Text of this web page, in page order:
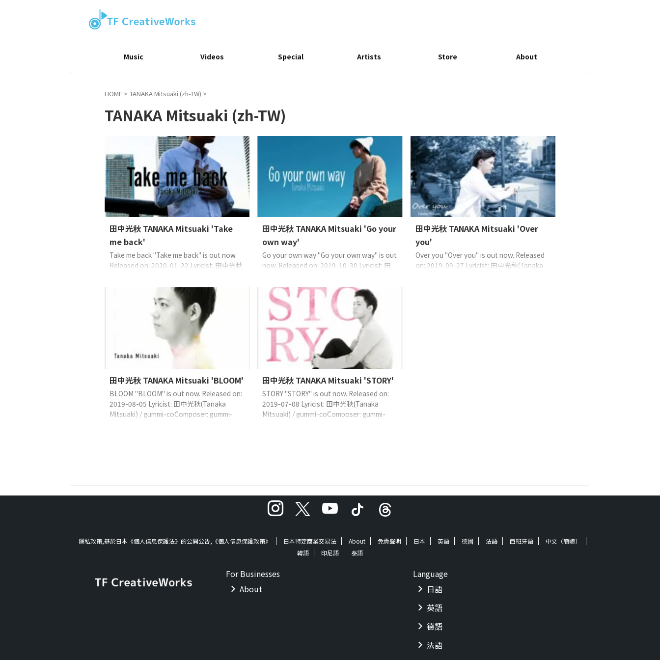
Music Videos Special Artists Store About
HOME > TANAKA Mitsuaki (zh-TW) >
TANAKA Mitsuaki (zh-TW)
田中光秋 TANAKA Mitsuaki 'Take
me back'
Take me back "Take me back" is out now.
Released on: 2020-01-22 Lyricist: 田中光秋
gummi-coArranger: 水野晴丸(Mizuno
Haruma) 歌詞來自這裡（日語） ©2020 TF
CreativeWorks℗2020 TF CreativeWorks
Streaming Download
https://youtu.be/eOF_U-hTr ...
田中光秋 TANAKA Mitsuaki 'Go your
own way'
Go your own way "Go your own way" is out
now. Released on: 2019-10-30 Lyricist: 田
coComposer: gummi-coArranger: 五十嵐耕
平(Igarashi Kouhei) 歌詞來自這裡（日語）
©2019 TF CreativeWorks℗2019 TF
CreativeWorks Streaming Download Trailer
https://y ...
田中光秋 TANAKA Mitsuaki 'Over
you'
Over you "Over you" is out now. Released
on: 2019-09-27 Lyricist: 田中光秋(Tanaka
田中光秋 TANAKA Mitsuaki 'BLOOM'
BLOOM "BLOOM" is out now. Released on:
2019-08-05 Lyricist: 田中光秋(Tanaka
Mitsuaki) / gummi-coComposer: gummi-
田中光秋 TANAKA Mitsuaki 'STORY'
STORY "STORY" is out now. Released on:
2019-07-08 Lyricist: 田中光秋(Tanaka
Mitsuaki) / gummi-coComposer: gummi-
隱私政策,基於日本《個人信息保護法》的公開公告,《個人信息保護政策》 日本特定商業交易法 About 免責聲明 日本 英語 德國 法語 西班牙語
中文（簡體）
韓語
印尼語 泰語
For Businesses
About
Language
日語
英語
德語
法語